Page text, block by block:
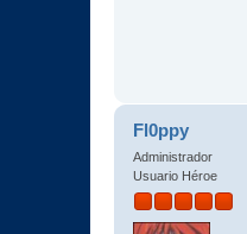
Fl0ppy
Administrador
Usuario Héroe